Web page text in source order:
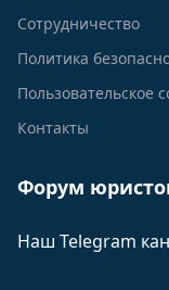
Сотрудничество
Политика
Пользовательское
Контакты
Форум
Наш Telegram